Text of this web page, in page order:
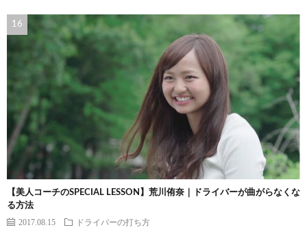
【美人コーチのSPECIAL LESSON】荒川侑奈｜ドライバーが曲がらなくな
る方法
2017.08.15 ドライバーの打ち方